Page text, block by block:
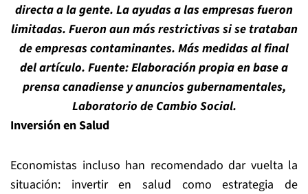
directa a la gente. La ayudas a las empresas fueron
limitadas. Fueron aun más restrictivas si se trataban
de empresas contaminantes. Más medidas al final
del artículo. Fuente: Elaboración propia en base a
prensa canadiense y anuncios gubernamentales,
Laboratorio de Cambio Social.
Inversión en Salud
Economistas incluso han recomendado dar vuelta la
situación: invertir en salud como estrategia de